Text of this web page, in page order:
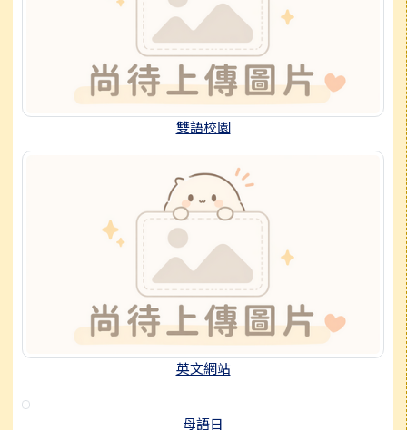
雙語校園
英文網站
母語日